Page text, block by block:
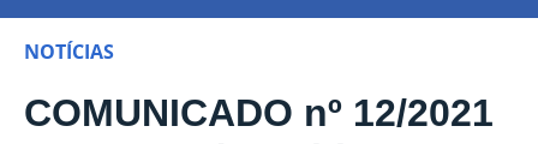
NOTÍCIAS
COMUNICADO nº 12/2021